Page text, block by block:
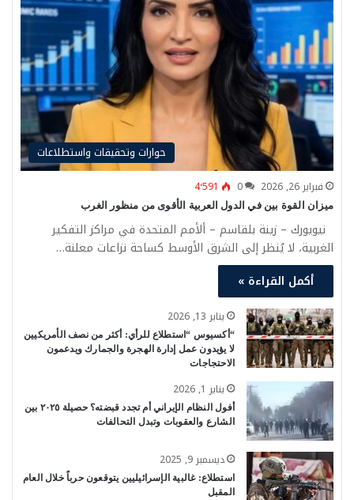
حوارات وتحقيقات واستطلاعات
فبراير 26, 2026 0 4٬591
ميزان القوة بين في الدول العربية الأقوى من منظور الغرب
نيويورك – زينة بلقاسم – ألأمم المتحدة في مراكز التفكير
الغربية، لا يُنظر إلى الشرق الأوسط كساحة نزاعات معلنة…
أكمل القراءة »
يناير 13, 2026
“أكسيوس “استطلاع للرأي: أكثر من نصف الأمريكيين
لا يؤيدون عمل إدارة الهجرة والجمارك ويدعمون
الاحتجاجات
يناير 1, 2026
أفول النظام الإيراني أم تجدد قبضته؟ حصيلة ٢٠٢٥ بين
الشارع والعقوبات وتبدل التحالفات
ديسمبر 9, 2025
استطلاع: غالبية الإسرائيليين يتوقعون حرباً خلال العام
المقبل